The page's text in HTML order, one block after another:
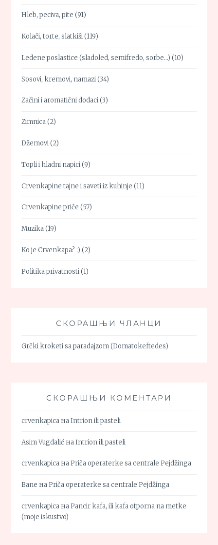
Hleb, peciva, pite (91)
Kolači, torte, slatkiši(119)
Ledene poslastice (sladoled, semifredo, sorbe…) (10)
Sosovi, kremovi, namazi(34)
Začini i aromatični dodaci(3)
Zimnica(2)
Džemovi(2)
Topli i hladni napici(9)
Crvenkapine tajne i saveti iz kuhinje (11)
Crvenkapine priče (57)
Muzika(19)
Ko je Crvenkapa? :) (2)
Politika privatnosti(1)
СКОРАШЊИ ЧЛАНЦИ
Grčki kroketi sa paradajzom (Domatokeftedes)
СКОРАШЊИ КОМЕНТАРИ
crvenkapica наIntrion ili pasteli
Asim Vugdalić наIntrion ili pasteli
crvenkapica наPriča operaterke sa centrale Pejdžinga
Bane наPriča operaterke sa centrale Pejdžinga
crvenkapica наPancir kafa, ili kafa otporna na metke
(moje iskustvo)